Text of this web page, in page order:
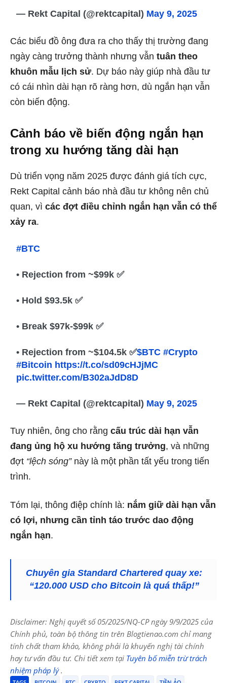
— Rekt Capital (@rektcapital) May 9, 2025
Các biểu đồ ông đưa ra cho thấy thị trường đang
ngày càng trưởng thành nhưng vẫn tuân theo
khuôn mẫu lịch sử. Dự báo này giúp nhà đầu tư
có cái nhìn dài hạn rõ ràng hơn, dù ngắn hạn vẫn
còn biến động.
Cảnh báo về biến động ngắn hạn
trong xu hướng tăng dài hạn
Dù triển vọng năm 2025 được đánh giá tích cực,
Rekt Capital cảnh báo nhà đầu tư không nên chủ
quan, vì các đợt điều chỉnh ngắn hạn vẫn có thể
xảy ra.
#BTC
• Rejection from ~$99k ✅
• Hold $93.5k ✅
• Break $97k-$99k ✅
• Rejection from ~$104.5k ✅$BTC #Crypto
#Bitcoin https://t.co/sd09cHJjMC
pic.twitter.com/B302aJdD8D
— Rekt Capital (@rektcapital) May 9, 2025
Tuy nhiên, ông cho rằng cấu trúc dài hạn vẫn
đang ủng hộ xu hướng tăng trưởng, và những
đợt “lệch sóng”này là một phần tất yếu trong tiến
trình.
Tóm lại, thông điệp chính là: nắm giữ dài hạn vẫn
có lợi, nhưng cần tỉnh táo trước dao động
ngắn hạn.
Chuyên gia Standard Chartered quay xe:
“120.000 USD cho Bitcoin là quá thấp!”
Disclaimer: Nghị quyết số 05/2025/NQ-CP ngày 9/9/2025 của
Chính phủ, toàn bộ thông tin trên Blogtienao.com chỉ mang
tính chất tham khảo, không phải là khuyến nghị tài chính
hay tư vấn đầu tư. Chi tiết xem tại Tuyên bố miễn trừ trách
nhiệm pháp lý.